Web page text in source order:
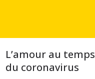
L’amour au temps
du coronavirus